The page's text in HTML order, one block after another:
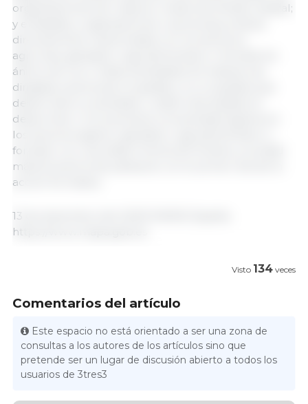
organizaciones de mujeres rurales de ámbito estatal;
y entidades, organizaciones o personas jurídicas
directamente relacionadas con los sectores
agrícolas, ganadero, agroalimentario o forestal sin
ánimo de lucro. Estas actividades formativas van
dirigidas a personas ocupadas y no ocupadas que
desarrollan su actividad, o están interesadas en
desarrollar o incorporarse a la actividad agraria en
los sectores agrario, ganadero, agroalimentario o
forestal; con una edad mínima de 16 años y la edad
máxima será la de jubilación, en el primer día de la
acción formativa.
13 de diciembre del 2023/ MAPA/ España.
https://www.mapa.gob.es
Visto 134 veces
Comentarios del artículo
Este espacio no está orientado a ser una zona de
consultas a los autores de los artículos sino que
pretende ser un lugar de discusión abierto a todos los
usuarios de 3tres3